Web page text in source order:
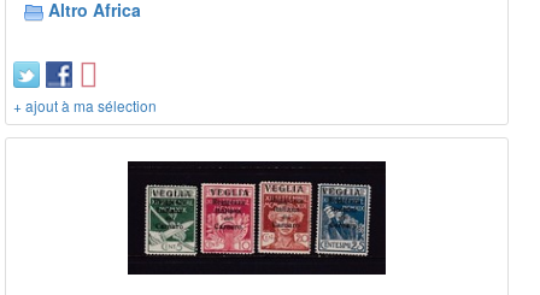
Altro Africa
+ ajout à ma sélection